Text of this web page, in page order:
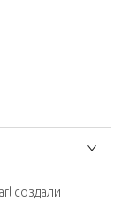
создали